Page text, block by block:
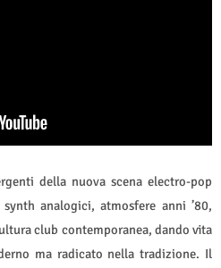
della nuova scena electro-pop
analogici, atmosfere anni ’80,
club contemporanea, dando vita
ma radicato nella tradizione. Il